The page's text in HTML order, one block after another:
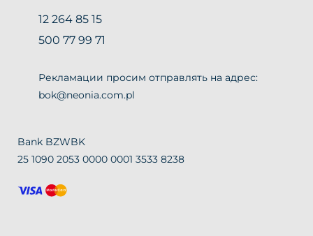
12 264 85 15
500 77 99 71
Рекламации просим отправлять на адрес:
bok@neonia.com.pl
Bank BZWBK
25 1090 2053 0000 0001 3533 8238